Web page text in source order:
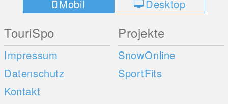
Mobil Desktop
TouriSpo
Impressum
Datenschutz
Kontakt
Projekte
SnowOnline
SportFits